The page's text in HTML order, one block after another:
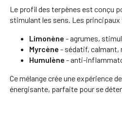
Le profil des terpènes est conçu
stimulant les sens. Les
Limonène - agrumes,
Myrcène - sédatif, calmant,
Humulène - anti-
Ce mélange crée une expérience
énergisante, parfaite pour se